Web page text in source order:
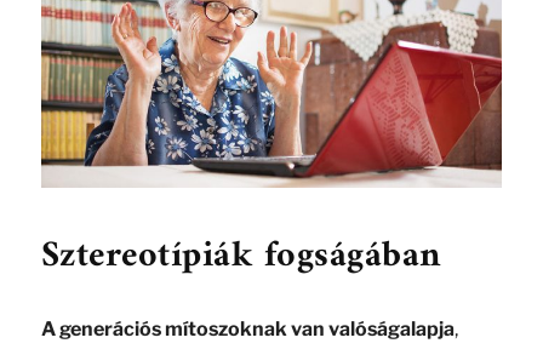
Sztereotípiák fogságában
A generációs mítoszoknak van valóságalapja,